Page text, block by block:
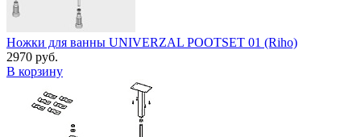
Ножки для ванны UNIVERZAL POOTSET 01 (Riho)
2970 руб.
В корзину